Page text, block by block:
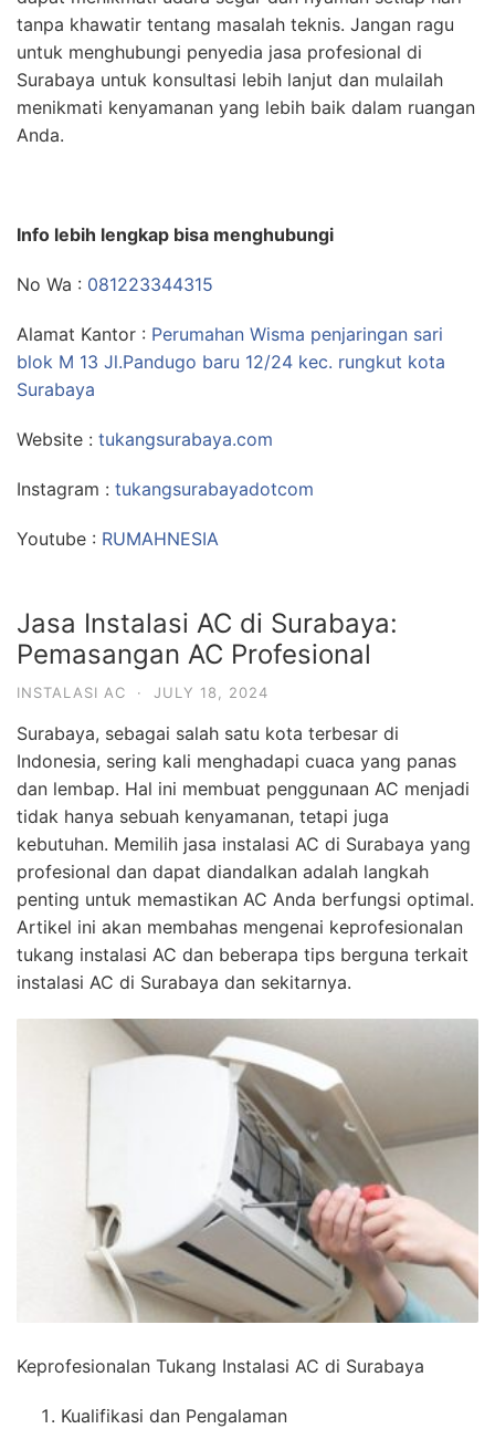
tanpa khawatir tentang masalah teknis. Jangan ragu
untuk menghubungi penyedia jasa profesional di
Surabaya untuk konsultasi lebih lanjut dan mulailah
menikmati kenyamanan yang lebih baik dalam ruangan
Anda.
Info lebih lengkap bisa menghubungi
No Wa : 081223344315
Alamat Kantor : Perumahan Wisma penjaringan sari
blok M 13 Jl.Pandugo baru 12/24 kec. rungkut kota
Surabaya
Website : tukangsurabaya.com
Instagram : tukangsurabayadotcom
Youtube : RUMAHNESIA
Jasa Instalasi AC di Surabaya:
Pemasangan AC Profesional
INSTALASI AC · JULY 18, 2024
Surabaya, sebagai salah satu kota terbesar di
Indonesia, sering kali menghadapi cuaca yang panas
dan lembap. Hal ini membuat penggunaan AC menjadi
tidak hanya sebuah kenyamanan, tetapi juga
kebutuhan. Memilih jasa instalasi AC di Surabaya yang
profesional dan dapat diandalkan adalah langkah
penting untuk memastikan AC Anda berfungsi optimal.
Artikel ini akan membahas mengenai keprofesionalan
tukang instalasi AC dan beberapa tips berguna terkait
instalasi AC di Surabaya dan sekitarnya.
Keprofesionalan Tukang Instalasi AC di Surabaya
Kualifikasi dan Pengalaman